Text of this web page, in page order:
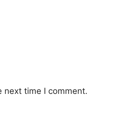
next time I comment.